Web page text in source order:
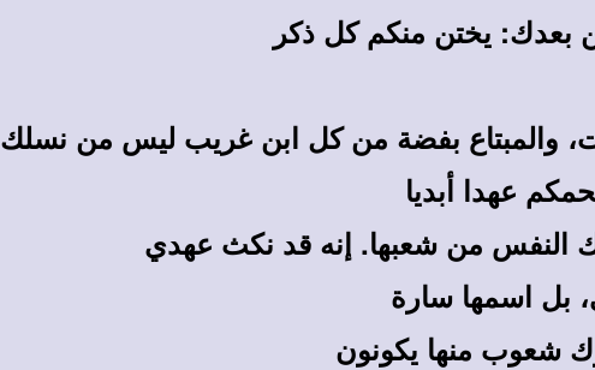
بعدك: يختن منكم كل ذكر
والمبتاع بفضة من كل ابن غريب ليس من نسلك
عهدا أبديا
النفس من شعبها. إنه قد نكث عهدي
بل اسمها سارة
شعوب منها يكونون